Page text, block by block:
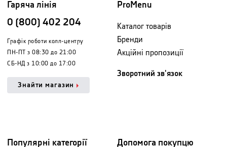
Гаряча лінія
0 (800) 402 204
Графік роботи колл-центру
ПН-ПТ з 08:30 до 21:00
СБ-НД з 10:00 до 17:00
Знайти магазин
ProMenu
Каталог товарів
Бренди
Акційні пропозиції
Зворотний зв'язок
Популярні категорії Допомога покупцю